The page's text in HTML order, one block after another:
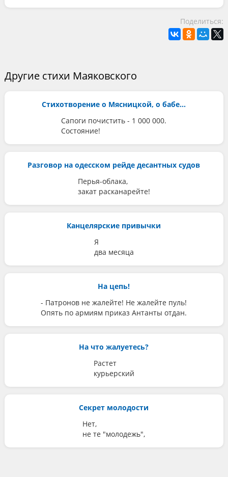
Поделиться:
Другие стихи Маяковского
Стихотворение о Мясницкой, о бабе...
Сапоги почистить - 1 000 000.
Состояние!
Разговор на одесском рейде десантных судов
Перья-облака,
закат расканарейте!
Канцелярские привычки
Я
два месяца
На цепь!
- Патронов не жалейте! Не жалейте пуль!
Опять по армиям приказ Антанты отдан.
На что жалуетесь?
Растет
курьерский
Секрет молодости
Нет,
не те "молодежь",